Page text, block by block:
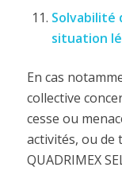
Solvabilité
situation
En cas
collective
cesse ou
activités, ou de
QUADRIMEX